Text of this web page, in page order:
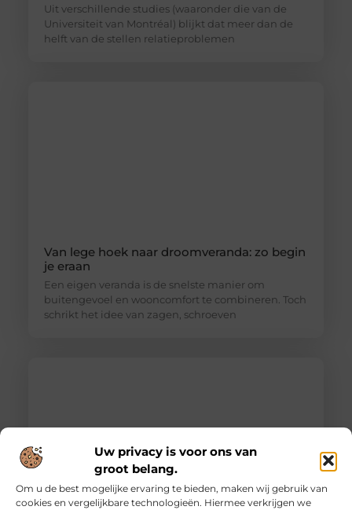
Uw privacy is voor ons van
groot belang.
Om u de best mogelijke ervaring te bieden, maken wij gebruik van
cookies en vergelijkbare technologieën. Hiermee verkrijgen we
Uit verschillende studies (waaronder die van de
Universiteit van Montréal) blijkt dat meer dan de
helft van de stellen relatieproblemen
Van lege hoek naar droomveranda: zo begin
je eraan
Een eigen veranda is de snelste manier om
buitengevoel en wooncomfort te combineren. Toch
schrikt het idee van zagen, schroeven